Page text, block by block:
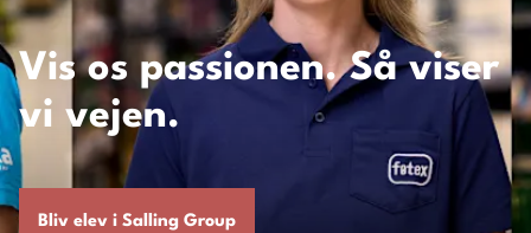
Vis os passionen. Så viser
vi vejen.
Bliv elev i Salling Group